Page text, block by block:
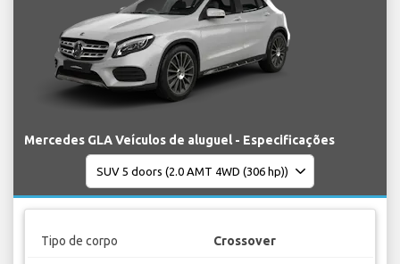
Mercedes GLA Veículos de aluguel - Especificações
Tipo de corpo Crossover